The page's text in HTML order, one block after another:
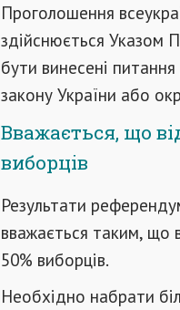
Проголошення
здійснюється Указом
бути винесені
закону України або
Вважається, що
виборців
Результати
вважається таким, що
50% виборців.
Необхідно набрати